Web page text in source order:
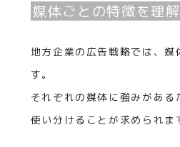
媒体ごとの特徴を理
地方企業の広告戦略では、媒
す。
それぞれの媒体に強みがある
使い分けることが求められま